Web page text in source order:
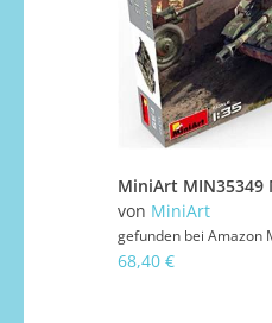
von MiniArt
gefunden bei Amazon
68,40 €